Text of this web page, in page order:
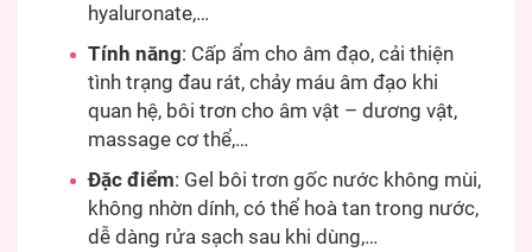
hyaluronate,…
Tính năng: Cấp ẩm cho âm đạo, cải thiện
tình trạng đau rát, chảy máu âm đạo khi
quan hệ, bôi trơn cho âm vật – dương vật,
massage cơ thể,…
Đặc điểm: Gel bôi trơn gốc nước không mùi,
không nhờn dính, có thể hoà tan trong nước,
dễ dàng rửa sạch sau khi dùng,…